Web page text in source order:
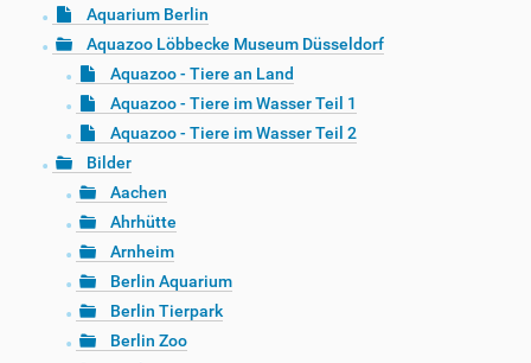
Aquarium Berlin
Aquazoo Löbbecke Museum Düsseldorf
Aquazoo - Tiere an Land
Aquazoo - Tiere im Wasser Teil 1
Aquazoo - Tiere im Wasser Teil 2
Bilder
Aachen
Ahrhütte
Arnheim
Berlin Aquarium
Berlin Tierpark
Berlin Zoo